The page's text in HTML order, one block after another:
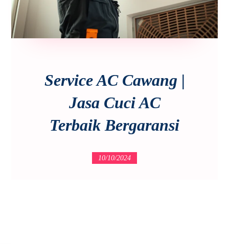
Service AC Cawang |
Jasa Cuci AC
Terbaik Bergaransi
10/10/2024